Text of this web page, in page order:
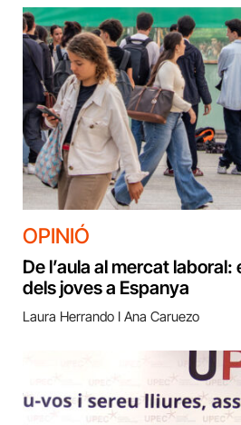
OPINIÓ
De l’aula al mercat
dels joves a Espanya
Laura Herrando I Ana Caruezo